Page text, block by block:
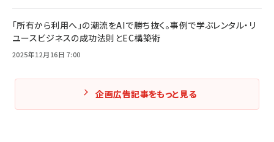
「所有から利用へ」の潮流をAIで勝ち抜く。事例で学ぶレンタル・リ
ユースビジネスの成功法則とEC構築術
2025年12月16日 7:00
企画広告記事をもっと見る